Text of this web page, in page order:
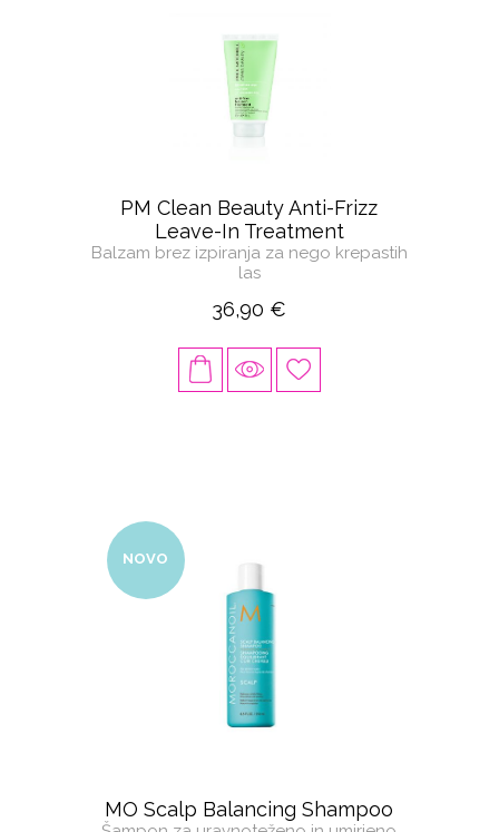
PM Clean Beauty Anti-Frizz
Leave-In Treatment
Balzam brez izpiranja za nego krepastih
las
36,90 €
NOVO
MO Scalp Balancing Shampoo